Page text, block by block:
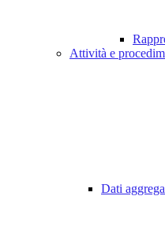
Attività e
Dati